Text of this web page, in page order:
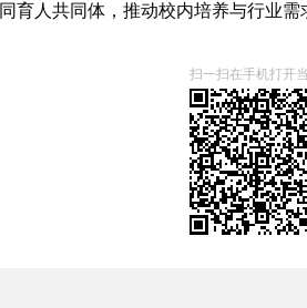
育人共同体，推动校内培养与行业需
扫一扫在手机打开